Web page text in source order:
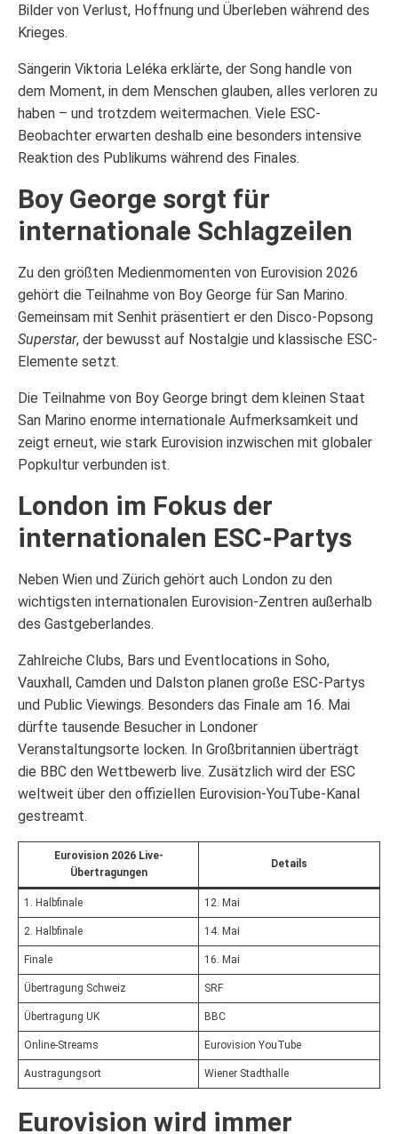
Bilder von Verlust, Hoffnung und Überleben während des
Krieges.
Sängerin Viktoria Leléka erklärte, der Song handle von
dem Moment, in dem Menschen glauben, alles verloren zu
haben – und trotzdem weitermachen. Viele ESC-
Beobachter erwarten deshalb eine besonders intensive
Reaktion des Publikums während des Finales.
Boy George sorgt für
internationale Schlagzeilen
Zu den größten Medienmomenten von Eurovision 2026
gehört die Teilnahme von Boy George für San Marino.
Gemeinsam mit Senhit präsentiert er den Disco-Popsong
Superstar, der bewusst auf Nostalgie und klassische ESC-
Elemente setzt.
Die Teilnahme von Boy George bringt dem kleinen Staat
San Marino enorme internationale Aufmerksamkeit und
zeigt erneut, wie stark Eurovision inzwischen mit globaler
Popkultur verbunden ist.
London im Fokus der
internationalen ESC-Partys
Neben Wien und Zürich gehört auch London zu den
wichtigsten internationalen Eurovision-Zentren außerhalb
des Gastgeberlandes.
Zahlreiche Clubs, Bars und Eventlocations in Soho,
Vauxhall, Camden und Dalston planen große ESC-Partys
und Public Viewings. Besonders das Finale am 16. Mai
dürfte tausende Besucher in Londoner
Veranstaltungsorte locken. In Großbritannien überträgt
die BBC den Wettbewerb live. Zusätzlich wird der ESC
weltweit über den offiziellen Eurovision-YouTube-Kanal
gestreamt.
Eurovision 2026 Live-
Übertragungen
Details
1. Halbfinale 12. Mai
2. Halbfinale 14. Mai
Finale 16. Mai
Übertragung Schweiz SRF
Übertragung UK BBC
Online-Streams Eurovision YouTube
Austragungsort Wiener Stadthalle
Eurovision wird immer